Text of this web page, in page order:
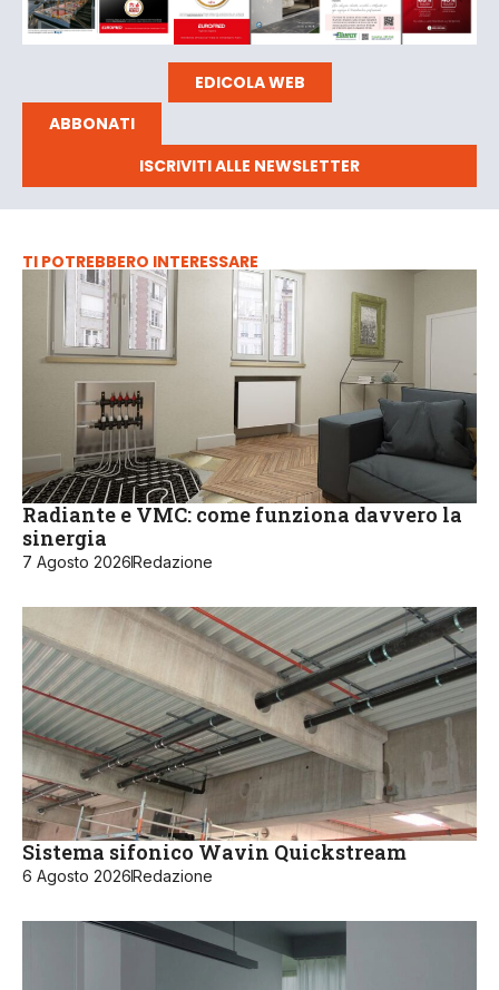
EDICOLA WEB
ABBONATI
ISCRIVITI ALLE NEWSLETTER
TI POTREBBERO INTERESSARE
Radiante e VMC: come funziona davvero la
sinergia
7 Agosto 2026Redazione
Sistema sifonico Wavin Quickstream
6 Agosto 2026Redazione